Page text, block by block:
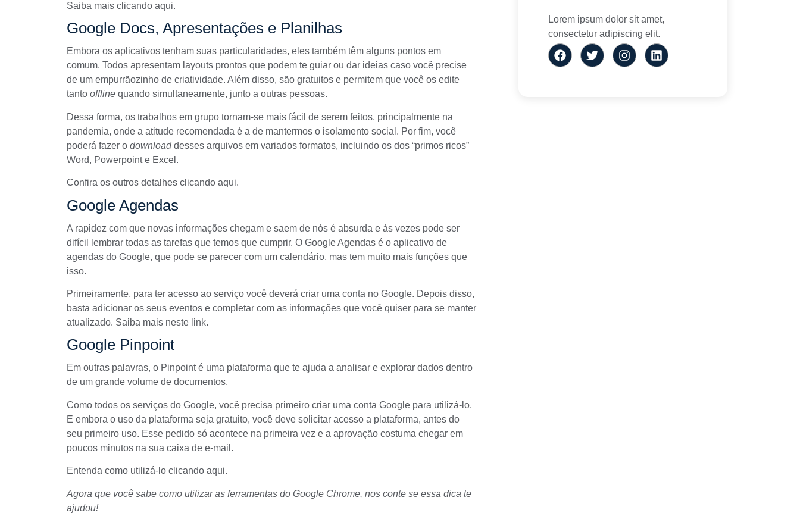
Saiba mais clicando aqui.
Google Docs, Apresentações e Planilhas
Embora os aplicativos tenham suas particularidades, eles também têm alguns pontos em
comum. Todos apresentam layouts prontos que podem te guiar ou dar ideias caso você precise
de um empurrãozinho de criatividade. Além disso, são gratuitos e permitem que você os edite
tanto offline quando simultaneamente, junto a outras pessoas.
Dessa forma, os trabalhos em grupo tornam-se mais fácil de serem feitos, principalmente na
pandemia, onde a atitude recomendada é a de mantermos o isolamento social. Por fim, você
poderá fazer o downloaddesses arquivos em variados formatos, incluindo os dos “primos ricos”
Word, Powerpoint e Excel.
Confira os outros detalhes clicando aqui.
Google Agendas
A rapidez com que novas informações chegam e saem de nós é absurda e às vezes pode ser
difícil lembrar todas as tarefas que temos que cumprir. O Google Agendas é o aplicativo de
agendas do Google, que pode se parecer com um calendário, mas tem muito mais funções que
isso.
Primeiramente, para ter acesso ao serviço você deverá criar uma conta no Google. Depois disso,
basta adicionar os seus eventos e completar com as informações que você quiser para se manter
atualizado. Saiba mais neste link.
Google Pinpoint
Em outras palavras, o Pinpointé uma plataforma que te ajuda a analisar e explorar dados dentro
de um grande volume de documentos.
Como todos os serviços do Google, você precisa primeiro criar uma conta Google para utilizá-lo.
E embora o uso da plataforma seja gratuito, você deve solicitar acesso a plataforma, antes do
seu primeiro uso. Esse pedido só acontece na primeira vez e a aprovação costuma chegar em
poucos minutos na sua caixa de e-mail.
Entenda como utilizá-lo clicando aqui.
Agora que você sabe como utilizar as ferramentas do Google Chrome, nos conte se essa dica te
ajudou!
Lorem ipsum dolor sit amet,
consectetur adipiscing elit.